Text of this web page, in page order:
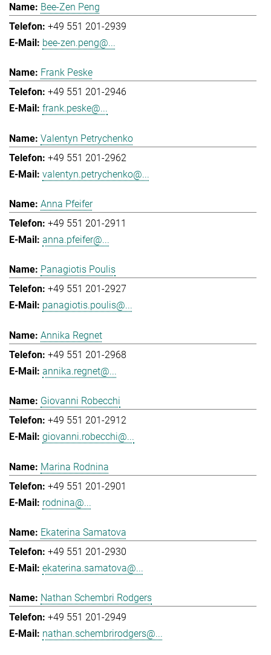
Bee-Zen Peng
+49 551 201-2939
bee-zen.peng@...
Frank Peske
+49 551 201-2946
frank.peske@...
Valentyn Petrychenko
+49 551 201-2962
valentyn.petrychenko@...
Anna Pfeifer
+49 551 201-2911
anna.pfeifer@...
Panagiotis Poulis
+49 551 201-2927
panagiotis.poulis@...
Annika Regnet
+49 551 201-2968
annika.regnet@...
Giovanni Robecchi
+49 551 201-2912
giovanni.robecchi@...
Marina Rodnina
+49 551 201-2901
rodnina@...
Ekaterina Samatova
+49 551 201-2930
ekaterina.samatova@...
Nathan Schembri Rodgers
+49 551 201-2949
nathan.schembrirodgers@...